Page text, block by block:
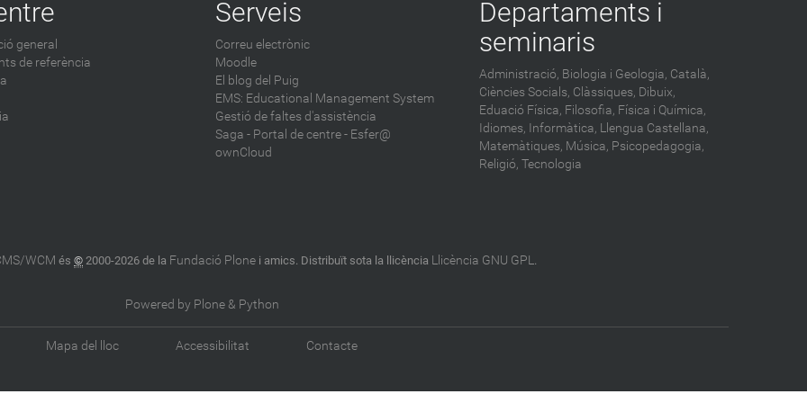
general
de referència
Serveis
Correu electrònic
Moodle
El blog del Puig
EMS: Educational Management System
Gestió de faltes d'assistència
Saga - Portal de centre - Esfer@
ownCloud
Departaments i
seminaris
Administració, Biologia i Geologia, Català,
Ciències Socials, Clàssiques, Dibuix,
Eduació Física, Filosofia, Física i Química,
Idiomes, Informàtica, Llengua Castellana,
Matemàtiques, Música, Psicopedagogia,
Religió, Tecnologia
WCM és © 2000-2026 de la Fundació Plone i amics. Distribuït sota la llicència Llicència GNU GPL.
Powered by Plone & Python
Mapa del lloc Accessibilitat Contacte